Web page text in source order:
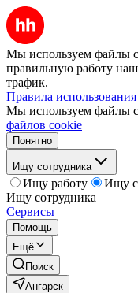
Мы используем файлы
правильную работу
трафик.
Правила
Мы используем файлы
файлов cookie
Понятно
Ищу сотрудника
Ищу работу
Ищу
Ищу сотрудника
Сервисы
Помощь
Ещё
Поиск
Ангарск